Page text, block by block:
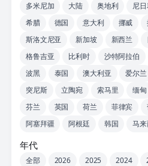
多米尼加
大陆 奥地利 尼
希腊
德国 意大利 挪威
斯洛文尼亚
新加坡 新西兰
格鲁吉亚
比利时 沙特阿拉伯
波黑
泰国 澳大利亚 爱尔兰
突尼斯
立陶宛 索马里 缅甸
芬兰
英国 荷兰 菲律宾
阿塞拜疆
阿根廷 韩国 马
年代
全部 2026 2025 2024